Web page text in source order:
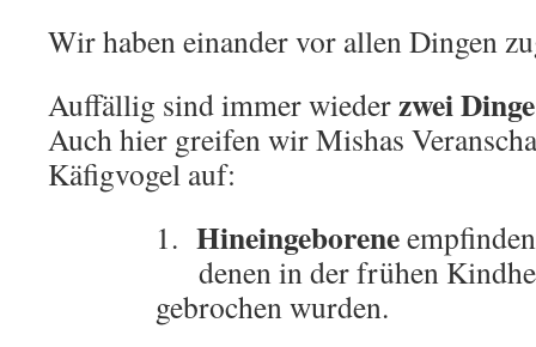
Wir haben einander vor allen Dingen
Auffällig sind immer wiederzwei Dinge
Auch hier greifen wir Mishas
Käfigvogel auf:
1. Hineingeborene
denen in der frühen
gebrochen wurden.